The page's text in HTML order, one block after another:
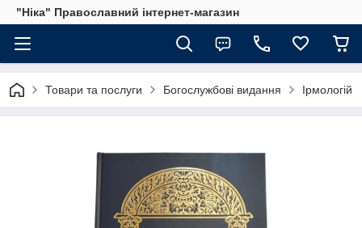
"Ніка" Православний інтернет-магазин
Товари та послуги Богослужбові видання Ірмологій